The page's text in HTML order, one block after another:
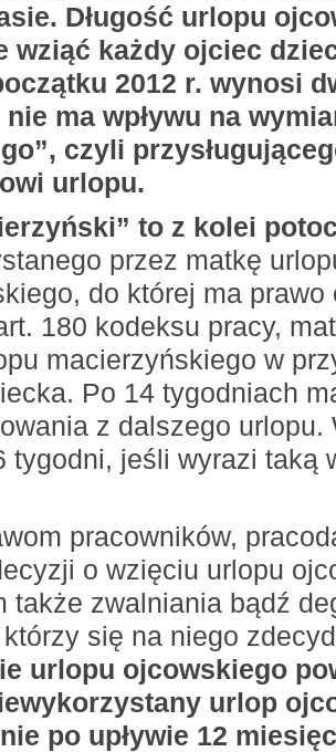
Długość urlopu
wziąć każdy ojciec
2012 r. wynosi
nie ma wpływu na
czyli
urlopu.
to z kolei
przez matkę
do której ma
180 kodeksu pracy,
macierzyńskiego w
Po 14 tygodniach
z dalszego urlopu.
tygodni, jeśli wyrazi taką
pracowników,
o wzięciu urlopu
także zwalniania bądź
się na niego
urlopu ojcowskiego
urlop
po upływie 12